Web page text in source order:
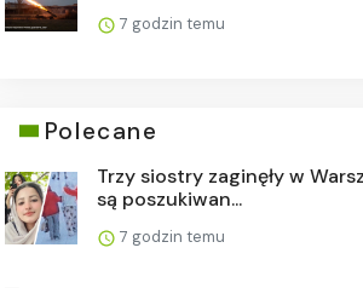
7 godzin temu
Polecane
Trzy siostry zaginęły w
są poszukiwan...
7 godzin temu